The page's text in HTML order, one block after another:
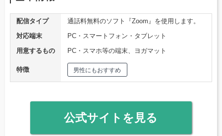
配信タイプ
通話料無料のソフト『Zoom』を使用します。
対応端末
PC・スマートフォン・タブレット
用意するもの
PC・スマホ等の端末、ヨガマット
特徴 男性にもおすすめ
公式サイトを見る